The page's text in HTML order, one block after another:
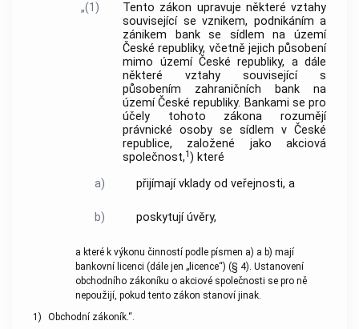
„(1)
Tento zákon upravuje některé vztahy
související se vznikem, podnikáním a
zánikem bank se sídlem na území
České republiky, včetně jejich působení
mimo území České republiky, a dále
některé vztahy související s
působením zahraničních bank na
území České republiky. Bankami se pro
účely tohoto zákona rozumějí
právnické osoby se sídlem v České
republice, založené jako akciová
společnost,1) které
a)
přijímají vklady od veřejnosti, a
b) poskytují úvěry,
a které k výkonu činností podle písmen a) a b) mají
bankovní licenci (dále jen „licence“) (§ 4). Ustanovení
obchodního zákoníku o akciové společnosti se pro ně
nepoužijí, pokud tento zákon stanoví jinak.
1)
Obchodní zákoník.“.